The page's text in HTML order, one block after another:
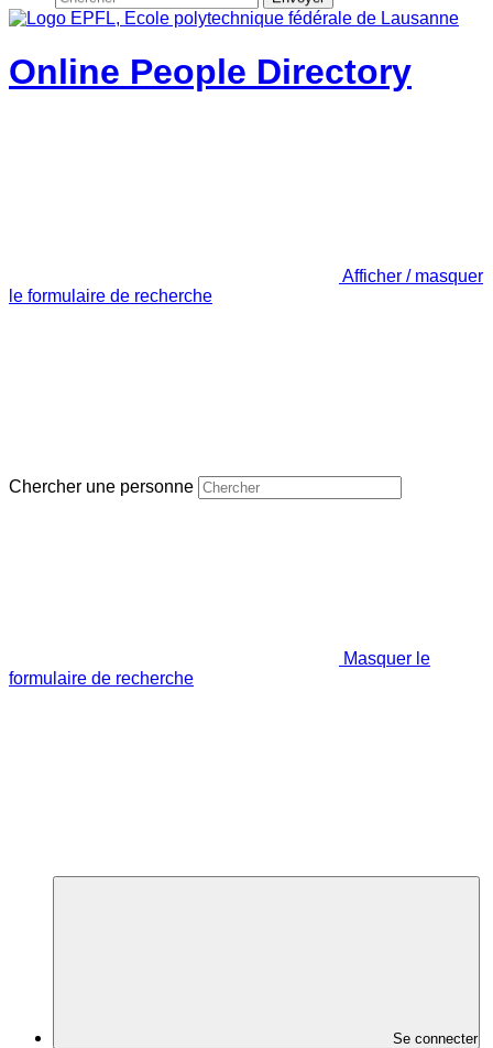
Online People Directory
Afficher / masquer
le formulaire de recherche
Chercher une personne
Masquer le
formulaire de recherche
Se connecter